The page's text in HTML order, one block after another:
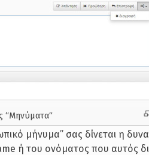
“Μηνύματα“
μήνυμα” σας δίνεται η
ή του ονόματος που αυτός